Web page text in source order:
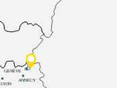
LYON
ANNECY
GENÈVE